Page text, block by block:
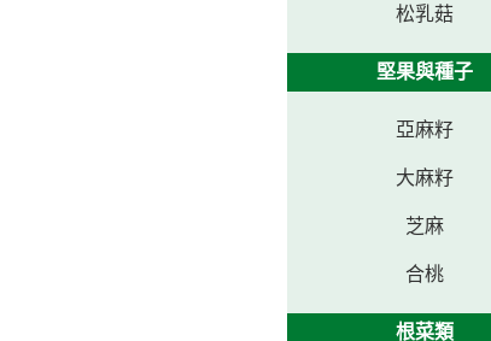
松乳菇
堅果與種子
亞麻籽
大麻籽
芝麻
合桃
根菜類